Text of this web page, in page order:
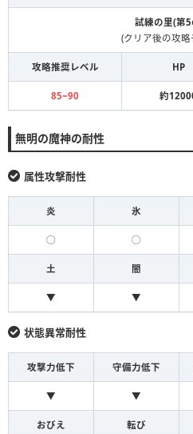
試練の里(第
(クリア後の攻
攻略推奨レベル HP
85~90 約
無明の魔神の耐性
属性攻撃耐性
炎 氷
◯ ◯
土 闇
▼ ▼
状態異常耐性
攻撃力低下 守備力低下
▼ ▼
おびえ 転び